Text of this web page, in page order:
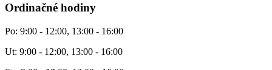
Ordinačné hodiny
Po: 9:00 - 12:00, 13:00 - 16:00
Ut: 9:00 - 12:00, 13:00 - 16:00